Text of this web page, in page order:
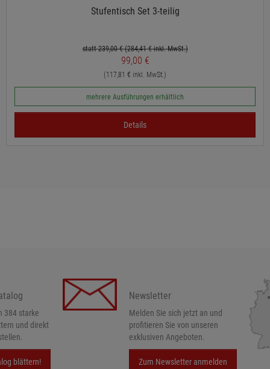
Stufentisch Set 3-teilig
statt 239,00 €(284,41€ inkl. MwSt.)
99,00 €
(117,81 € inkl. MwSt.)
mehrere Ausführungen erhältlich
Details
384 starke
und direkt
blättern!
Newsletter
Melden Sie sich jetzt an und
profitieren Sie von unseren
exklusiven Angeboten.
Zum Newsletter anmelden